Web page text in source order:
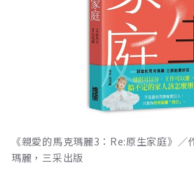
《親愛的馬克瑪麗3：Re:原生家庭》／
瑪麗，三采出版